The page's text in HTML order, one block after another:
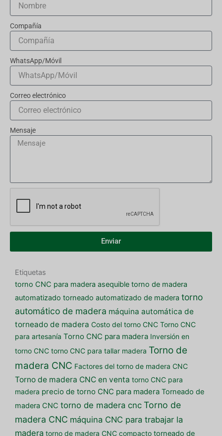
Compañía
WhatsApp/Móvil
Correo electrónico
Mensaje
Enviar
Etiquetas
torno CNC para madera asequible torno de madera
automatizado torneado automatizado de madera torno
automático de madera máquina automática de
torneado de madera Costo del torno CNC Torno CNC
para artesanía Torno CNC para madera Inversión en
torno CNC torno CNC para tallar madera Torno de
madera CNC Factores del torno de madera CNC
Torno de madera CNC en venta torno CNC para
madera precio de torno CNC para madera Torneado de
madera CNC torno de madera cnc Torno de
madera CNC máquina CNC para trabajar la
madera torno de madera CNC compacto torneado de